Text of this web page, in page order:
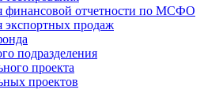
финансовой отчетности по МСФО
экспортных продаж
подразделения
проекта
проектов